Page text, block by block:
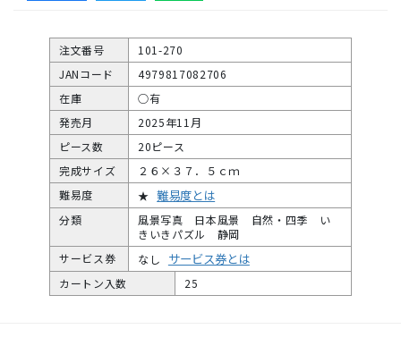
注文番号
101-270
JANコード
4979817082706
在庫
○有
発売月
2025年11月
ピース数
20ピース
完成サイズ
２６×３７．５ｃｍ
難易度
★ 難易度とは
分類
風景写真 日本風景 自然・四季 い
きいきパズル 静岡
サービス券
なし サービス券とは
カートン入数 25